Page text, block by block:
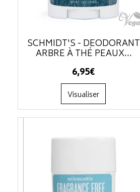
SCHMIDT'S - DÉODORANT
ARBRE À THÉ PEAUX...
6,95€
Visualiser